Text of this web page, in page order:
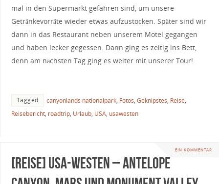
mal in den Supermarkt gefahren sind, um unsere
Getränkevorräte wieder etwas aufzustocken. Später sind wir
dann in das Restaurant neben unserem Motel gegangen
und haben lecker gegessen. Dann ging es zeitig ins Bett,
denn am nächsten Tag ging es weiter mit unserer Tour!
Tagged canyonlands nationalpark, Fotos, Geknipstes, Reise,
Reisebericht, roadtrip, Urlaub, USA, usawesten
EIN KOMMENTAR
[Reise] USA-Westen – Antelope